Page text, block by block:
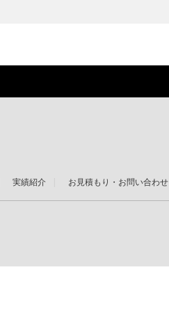
実績紹介 お見積もり・お問い合わせ